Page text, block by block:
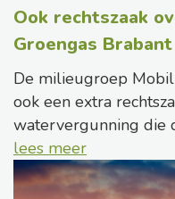
Ook rechtszaak
Groengas Brabant
De milieugroep
ook een extra
watervergunning die
lees meer